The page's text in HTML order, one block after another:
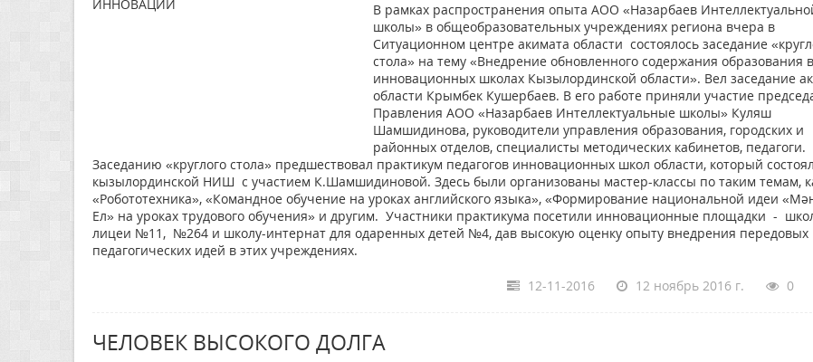
В рамках распространения опыта АОО «Назарбаев
школы» в общеобразовательных учреждениях региона вчера в
Ситуационном центре акимата области состоялось заседание
стола» на тему «Внедрение обновленного содержания образования в
инновационных школах Кызылординской области». Вел заседание
области Крымбек Кушербаев. В его работе приняли участие
Правления АОО «Назарбаев Интеллектуальные школы» Куляш
Шамшидинова, руководители управления образования, городских и
районных отделов, специалисты методических кабинетов, педагоги.
Заседанию «круглого стола» предшествовал практикум педагогов инновационных школ области, который
кызылординской НИШ с участием К.Шамшидиновой. Здесь были организованы мастер-классы по таким темам,
«Робототехника», «Командное обучение на уроках английского языка», «Формирование национальной идеи
Ел» на уроках трудового обучения» и другим. Участники практикума посетили инновационные площадки -
лицеи №11, №264 и школу-интернат для одаренных детей №4, дав высокую оценку опыту внедрения передовых
педагогических идей в этих учреждениях.
12-11-2016 12 ноябрь 2016 г. 0
ЧЕЛОВЕК ВЫСОКОГО ДОЛГА